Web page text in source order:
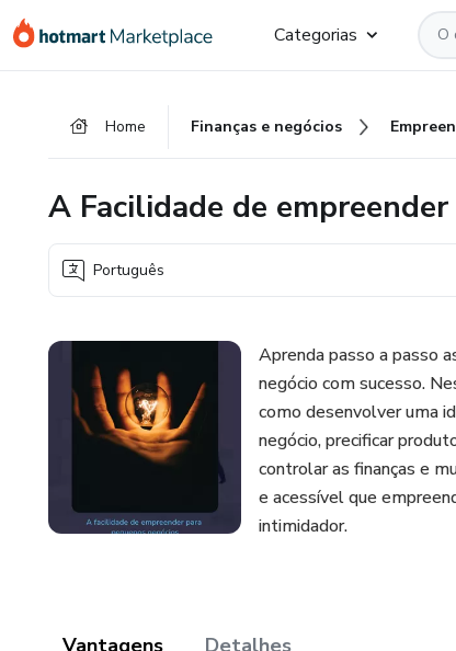
para
para
para
Categorias
Home Finanças e negócios
A Facilidade de
Português
Aprenda passo a passo
negócio com sucesso.
como desenvolver uma
negócio, precificar
controlar as finanças e
e acessível que
intimidador.
Vantagens Detalhes